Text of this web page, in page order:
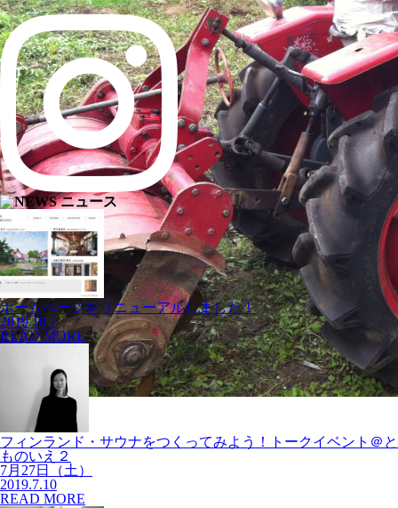
ホームページをリニューアルしました！
2019.10.1
READ MORE
フィンランド・サウナをつくってみよう！トークイベント＠と
ものいえ２
7月27日（土）
2019.7.10
READ MORE